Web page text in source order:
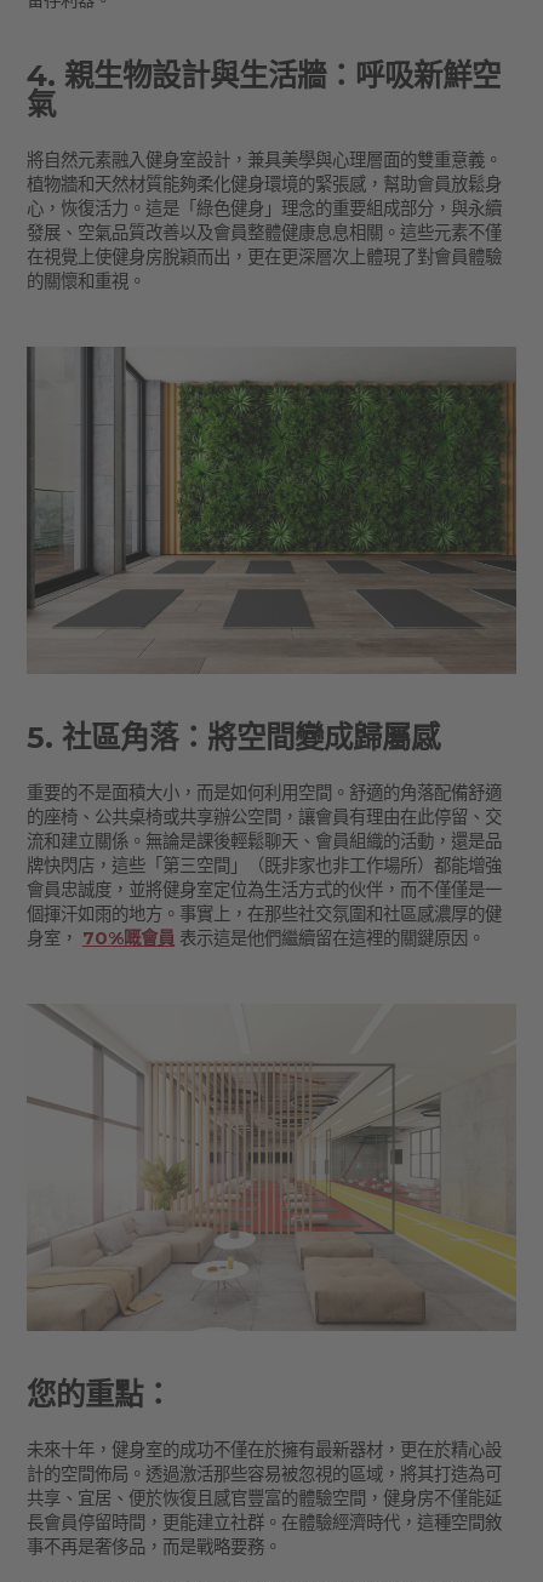
4. 親生物設計與生活牆：呼吸新鮮空
氣
將自然元素融入健身室設計，兼具美學與心理層面的雙重意義。
植物牆和天然材質能夠柔化健身環境的緊張感，幫助會員放鬆身
心，恢復活力。這是「綠色健身」理念的重要組成部分，與永續
發展、空氣品質改善以及會員整體健康息息相關。這些元素不僅
在視覺上使健身房脫穎而出，更在更深層次上體現了對會員體驗
的關懷和重視。
5. 社區角落：將空間變成歸屬感
重要的不是面積大小，而是如何利用空間。舒適的角落配備舒適
的座椅、公共桌椅或共享辦公空間，讓會員有理由在此停留、交
流和建立關係。無論是課後輕鬆聊天、會員組織的活動，還是品
牌快閃店，這些「第三空間」（既非家也非工作場所）都能增強
會員忠誠度，並將健身室定位為生活方式的伙伴，而不僅僅是一
個揮汗如雨的地方。事實上，在那些社交氛圍和社區感濃厚的健
身室， 70%嘅會員 表示這是他們繼續留在這裡的關鍵原因。
您的重點：
未來十年，健身室的成功不僅在於擁有最新器材，更在於精心設
計的空間佈局。透過激活那些容易被忽視的區域，將其打造為可
共享、宜居、便於恢復且感官豐富的體驗空間，健身房不僅能延
長會員停留時間，更能建立社群。在體驗經濟時代，這種空間敘
事不再是奢侈品，而是戰略要務。